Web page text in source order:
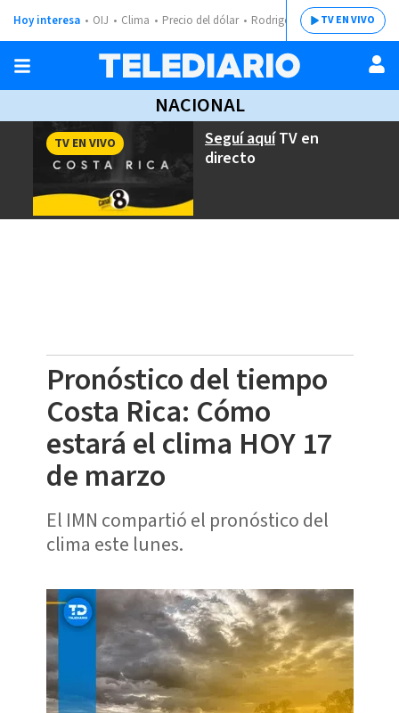
Hoy interesa OIJ Clima Precio del dólar Rodrigo ChavesTV EN VIVO
NACIONAL
Seguí aquíTV en
directo
TV EN VIVO
Pronóstico del tiempo
Costa Rica: Cómo
estará el clima HOY 17
de marzo
El IMN compartió el pronóstico del
clima este lunes.